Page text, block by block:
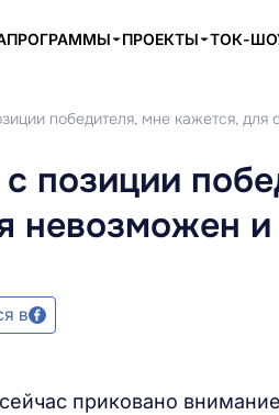
ПРОГРАММЫ ПРОЕКТЫ ТОК-
победителя, мне кажется,
позиции
невозможен
в
приковано